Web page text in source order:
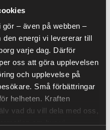
– även på webben –
energi vi levererar till
varje dag. Därför
oss att göra upplevelsen
och upplevelse på
Små förbättringar
helheten. Kraften
vad du vill dela med oss,
varierar varje
spotpriset
elområde du tillhör (t.ex.
per kWh varje månad.